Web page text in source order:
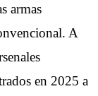
armas
A
en 2025 a